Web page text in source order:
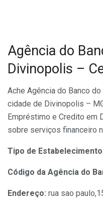
Agência do
Divinopolis –
Ache Agência do Banco
cidade de Divinopolis –
Empréstimo e Credito em
sobre serviços financeiro
Tipo de
Código da Agência do
Endereço: rua sao